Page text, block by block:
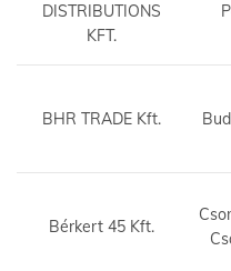
DISTRIBUTIONS
KFT.
BHR TRADE Kft.
Bérkert 45 Kft.